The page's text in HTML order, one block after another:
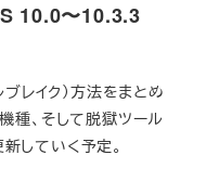
10.0〜10.3.3
レイク）方法をまとめ
種、そして脱獄ツール
していく予定。